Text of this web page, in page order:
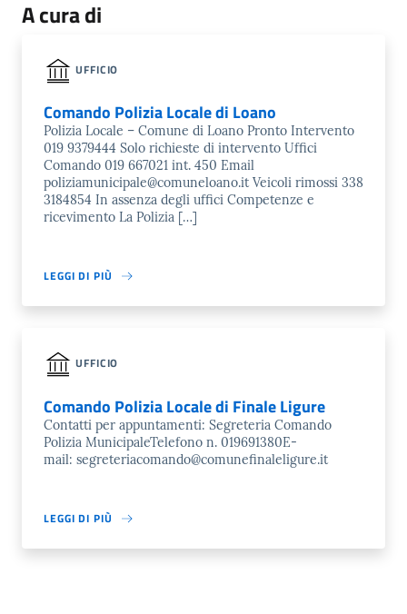
A cura di
UFFICIO
Comando Polizia Locale di Loano
Polizia Locale – Comune di Loano Pronto Intervento
019 9379444 Solo richieste di intervento Uffici
Comando 019 667021 int. 450 Email
poliziamunicipale@comuneloano.it Veicoli rimossi 338
3184854 In assenza degli uffici Competenze e
ricevimento La Polizia […]
LEGGI DI PIÙ
UFFICIO
Comando Polizia Locale di Finale Ligure
Contatti per appuntamenti: Segreteria Comando
Polizia MunicipaleTelefono n. 019691380E-
mail: segreteriacomando@comunefinaleligure.it
LEGGI DI PIÙ